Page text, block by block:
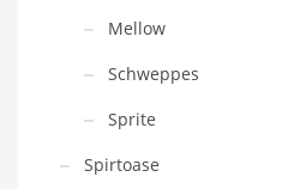
Mellow
Schweppes
Sprite
Spirtoase